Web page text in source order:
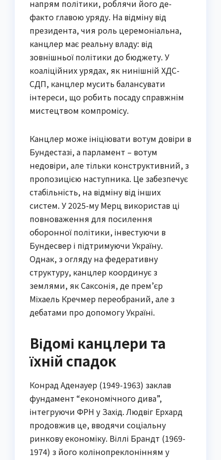
напрям політики, роблячи його де-
факто главою уряду. На відміну від
президента, чия роль церемоніальна,
канцлер має реальну владу: від
зовнішньої політики до бюджету. У
коаліційних урядах, як нинішній ХДС-
СДП, канцлер мусить балансувати
інтереси, що робить посаду справжнім
мистецтвом компромісу.
Канцлер може ініціювати вотум довіри в
Бундестазі, а парламент – вотум
недовіри, але тільки конструктивний, з
пропозицією наступника. Це забезпечує
стабільність, на відміну від інших
систем. У 2025-му Мерц використав ці
повноваження для посилення
оборонної політики, інвестуючи в
Бундесвер і підтримуючи Україну.
Однак, з огляду на федеративну
структуру, канцлер координує з
землями, як Саксонія, де прем’єр
Міхаель Кречмер переобраний, але з
дебатами про допомогу Україні.
Відомі канцлери та
їхній спадок
Конрад Аденауер (1949-1963) заклав
фундамент “економічного дива”,
інтегруючи ФРН у Захід. Людвіг Ерхард
продовжив це, вводячи соціальну
ринкову економіку. Віллі Брандт (1969-
1974) з його колінопреклонінням у